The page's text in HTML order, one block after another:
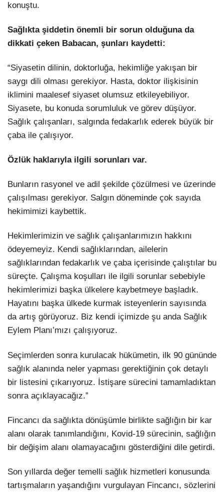
konuştu.
Sağlıkta şiddetin önemli bir sorun olduğuna da
dikkati çeken Babacan, şunları kaydetti:
“Siyasetin dilinin, doktorluğa, hekimliğe yakışan bir
saygı dili olması gerekiyor. Hasta, doktor ilişkisinin
iklimini maalesef siyaset olumsuz etkileyebiliyor.
Siyasete, bu konuda sorumluluk ve görev düşüyor.
Sağlık çalışanları, salgında fedakarlık ederek büyük bir
çaba ile çalışıyor.
Özlük haklarıyla ilgili sorunları var.
Bunların rasyonel ve adil şekilde çözülmesi ve üzerinde
çalışılması gerekiyor. Salgın döneminde çok sayıda
hekimimizi kaybettik.
Hekimlerimizin ve sağlık çalışanlarımızın hakkını
ödeyemeyiz. Kendi sağlıklarından, ailelerin
sağlıklarından fedakarlık ve çaba içerisinde çalıştılar bu
süreçte. Çalışma koşulları ile ilgili sorunlar sebebiyle
hekimlerimizi başka ülkelere kaybetmeye başladık.
Hayatını başka ülkede kurmak isteyenlerin sayısında
da artış görüyoruz. Biz kendi içimizde şu anda Sağlık
Eylem Planı’mızı çalışıyoruz.
Seçimlerden sonra kurulacak hükümetin, ilk 90 gününde
sağlık alanında neler yapması gerektiğinin çok detaylı
bir listesini çıkarıyoruz. İstişare sürecini tamamladıktan
sonra açıklayacağız.”
Fincancı da sağlıkta dönüşümle birlikte sağlığın bir kar
alanı olarak tanımlandığını, Kovid-19 sürecinin, sağlığın
bir değişim alanı olamayacağını gösterdiğini dile getirdi.
Son yıllarda değer temelli sağlık hizmetleri konusunda
tartışmaların yaşandığını vurgulayan Fincancı, sözlerini